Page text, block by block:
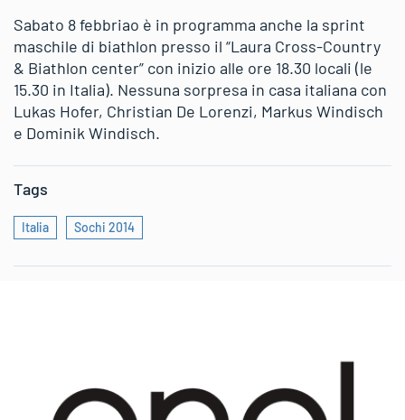
Sabato 8 febbriao è in programma anche la sprint
maschile di biathlon presso il “Laura Cross-Country
& Biathlon center” con inizio alle ore 18.30 locali (le
15.30 in Italia). Nessuna sorpresa in casa italiana con
Lukas Hofer, Christian De Lorenzi, Markus Windisch
e Dominik Windisch.
Tags
Italia Sochi 2014